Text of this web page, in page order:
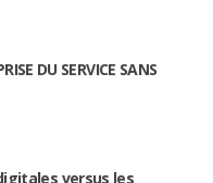
DU SERVICE SANS
versus les